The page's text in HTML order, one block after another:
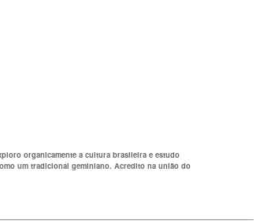
organicamente a cultura brasileira e estudo
um tradicional geminiano. Acredito na união do